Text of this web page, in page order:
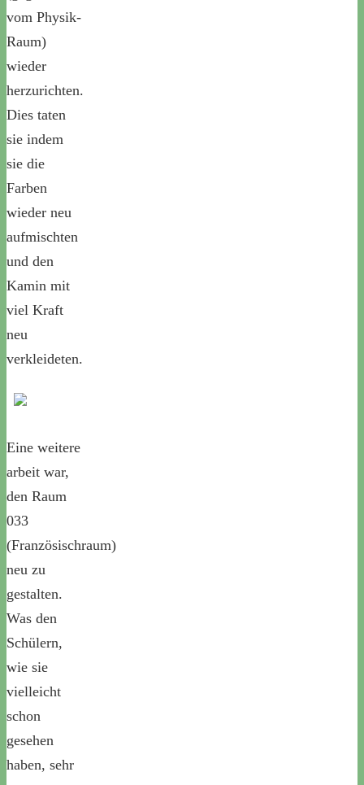
vom Physik-
Raum)
wieder
herzurichten.
Dies taten
sie indem
sie die
Farben
wieder neu
aufmischten
und den
Kamin mit
viel Kraft
neu
verkleideten.
Eine weitere
arbeit war,
den Raum
033
(Französischraum)
neu zu
gestalten.
Was den
Schülern,
wie sie
vielleicht
schon
gesehen
haben, sehr